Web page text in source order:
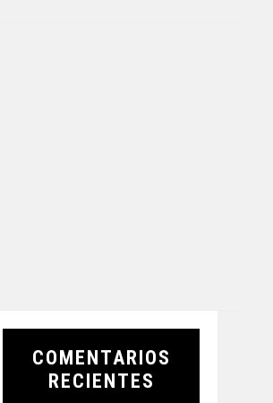
COMENTARIOS
RECIENTES